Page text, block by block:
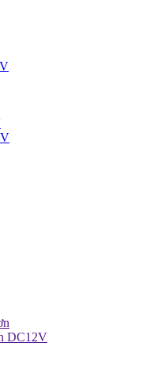
DC12V